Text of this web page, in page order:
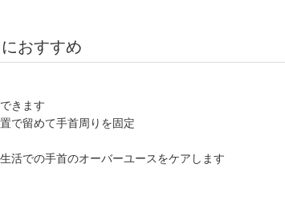
おすすめ
きます
で留めて手首周りを固定
活での手首のオーバーユースをケアします